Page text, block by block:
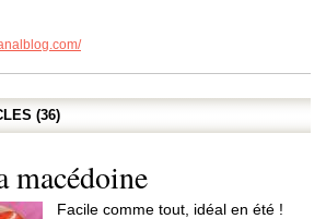
(36)
macédoine
Facile comme tout, idéal en été !